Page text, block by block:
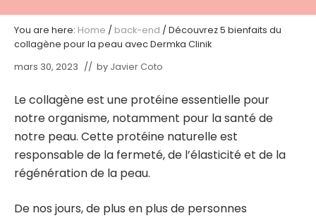
You are here: Home / back-end / Découvrez 5 bienfaits du
collagène pour la peau avec Dermka Clinik
mars 30, 2023 // by Javier Coto
Le collagène est une protéine essentielle pour
notre organisme, notamment pour la santé de
notre peau. Cette protéine naturelle est
responsable de la fermeté, de l’élasticité et de la
régénération de la peau.
De nos jours, de plus en plus de personnes